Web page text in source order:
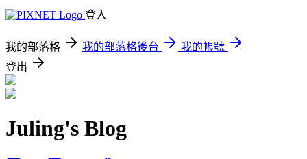
登入
我的部落格 我的部落格後台
我的帳號
登出
Juling's Blog